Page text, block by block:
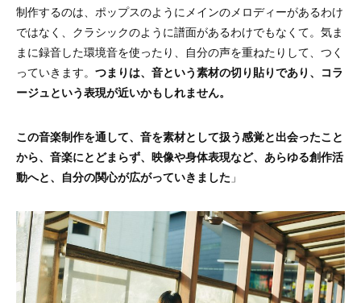
制作するのは、ポップスのようにメインのメロディーがあるわけ
ではなく、クラシックのように譜面があるわけでもなくて。気ま
まに録音した環境音を使ったり、自分の声を重ねたりして、つく
っていきます。 つまりは、音という素材の切り貼りであり、コラ
ージュという表現が近いかもしれません。
この音楽制作を通して、音を素材として扱う感覚と出会ったこと
から、音楽にとどまらず、映像や身体表現など、あらゆる創作活
動へと、自分の関心が広がっていきました 」